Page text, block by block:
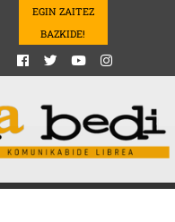
EGIN ZAITEZ
BAZKIDE!